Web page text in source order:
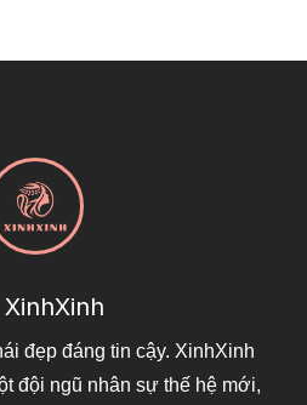
đẹp đáng tin cậy. XinhXinh
đội ngũ nhân sự thế hệ mới,